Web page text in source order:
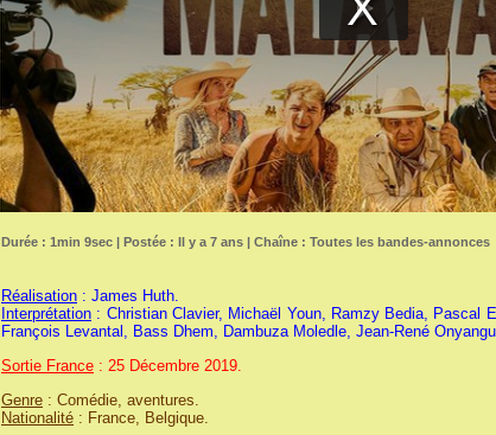
Durée : 1min 9sec | Postée : Il y a 7 ans | Chaîne : Toutes les bandes-annonces
Réalisation : James Huth.
Interprétation : Christian Clavier, Michaël Youn, Ramzy Bedia, Pascal
François Levantal, Bass Dhem, Dambuza Moledle, Jean-René
Sortie France : 25 Décembre 2019.
Genre : Comédie, aventures.
Nationalité : France, Belgique.